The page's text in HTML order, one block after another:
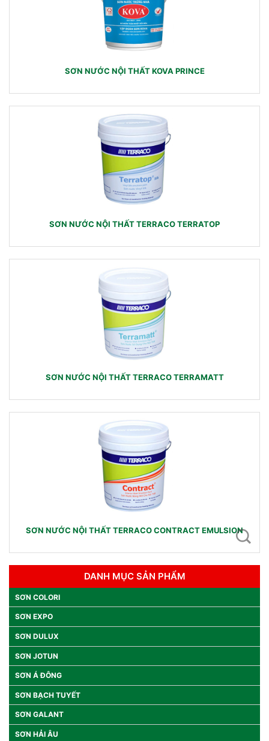
SƠN NƯỚC NỘI THẤT KOVA PRINCE
SƠN NƯỚC NỘI THẤT TERRACO TERRATOP
SƠN NƯỚC NỘI THẤT TERRACO TERRAMATT
SƠN NƯỚC NỘI THẤT TERRACO CONTRACT EMULSION
DANH MỤC SẢN PHẨM
SƠN COLORI
SƠN EXPO
SƠN DULUX
SƠN JOTUN
SƠN Á ĐÔNG
SƠN BẠCH TUYẾT
SƠN GALANT
SƠN HẢI ÂU